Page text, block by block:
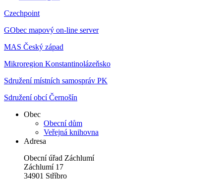
Czechpoint
GObec mapový on-line server
MAS Český západ
Mikroregion Konstantinolázeňsko
Sdružení místních samospráv PK
Sdružení obcí Černošín
Obec
Obecní dům
Veřejná knihovna
Adresa
Obecní úřad Záchlumí
Záchlumí 17
34901 Stříbro